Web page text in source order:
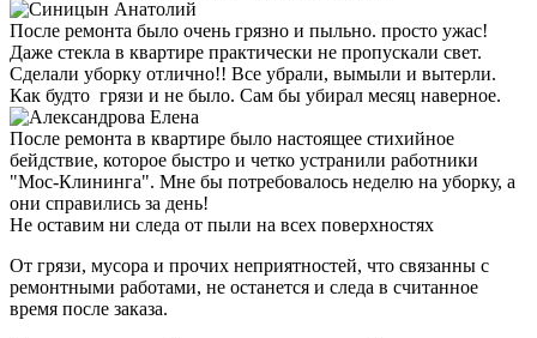
После ремонта было очень грязно и пыльно. просто ужас!
Даже стекла в квартире практически не пропускали свет.
Сделали уборку отлично!! Все убрали, вымыли и вытерли.
Как будто грязи и не было. Сам бы убирал месяц наверное.
После ремонта в квартире было настоящее стихийное
бейдствие, которое быстро и четко устранили работники
"Мос-Клининга". Мне бы потребовалось неделю на уборку, а
они справились за день!
Не оставим ни следа от пыли на всех поверхностях
От грязи, мусора и прочих неприятностей, что связанны с
ремонтными работами, не останется и следа в считанное
время после заказа.